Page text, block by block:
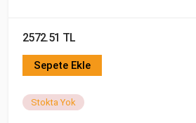
2572.51 TL
Sepete Ekle
Stokta Yok